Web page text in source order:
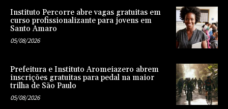
Instituto Percorre abre vagas gratuitas em
curso profissionalizante para jovens em
Santo Amaro
05/08/2026
Prefeitura e Instituto Aromeiazero abrem
inscrições gratuitas para pedal na maior
trilha de São Paulo
05/08/2026